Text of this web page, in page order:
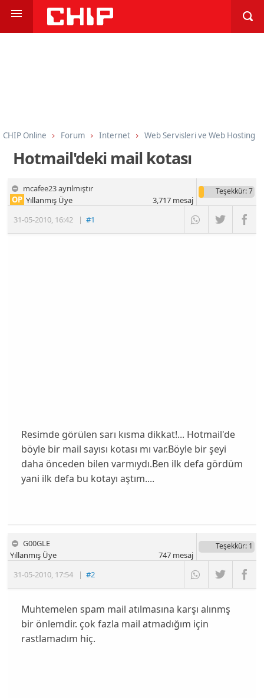
CHIP Online Forum Internet Web Servisleri ve Web Hosting
Hotmail'deki mail kotası
mcafee23 ayrılmıştır
31-05-2010, 16:42 |#1
OP Yıllanmış Üye
Teşekkür: 7
3,717mesaj
Resimde görülen sarı kısma dikkat!... Hotmail'de
böyle bir mail sayısı kotası mı var.Böyle bir şeyi
daha önceden bilen varmıydı.Ben ilk defa gördüm
yani ilk defa bu kotayı aştım....
G00GLE
31-05-2010, 17:54 |#2
Yıllanmış Üye
Teşekkür: 1
747mesaj
Muhtemelen spam mail atılmasına karşı alınmş
bir önlemdir. çok fazla mail atmadığım için
rastlamadım hiç.